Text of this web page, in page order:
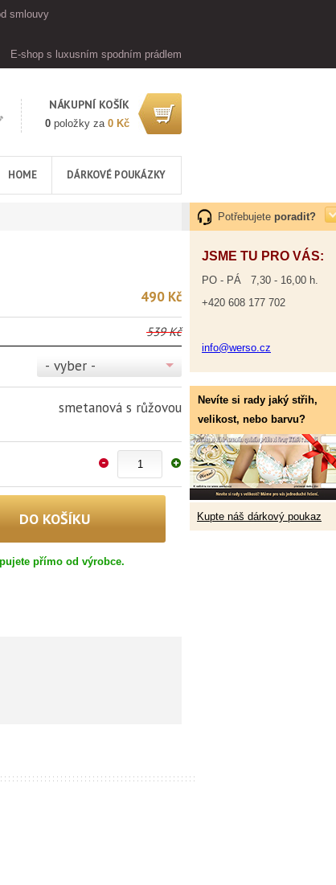
smlouvy
E-shop s luxusním spodním prádlem
NÁKUPNÍ KOŠÍK
0 položky za 0 Kč
HOME DÁRKOVÉ POUKÁZKY
Potřebujete poradit?
JSME TU PRO VÁS:
PO - PÁ 7,30 - 16,00 h.
+420 608 177 702
info@werso.cz
Nevíte si rady jaký střih,
velikost, nebo barvu?
Kupte náš dárkový poukaz
490 Kč
539 Kč
- vyber -
smetanová s růžovou
přímo od výrobce.